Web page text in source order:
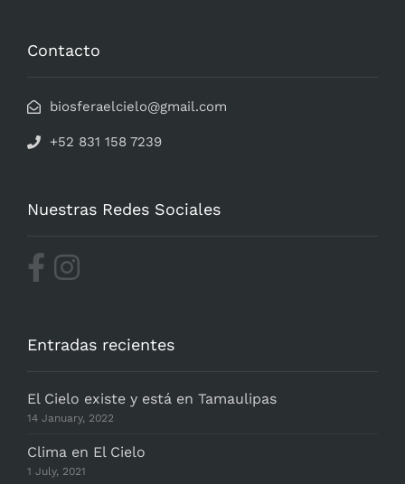
Contacto
biosferaelcielo@gmail.com
+52 831 158 7239
Nuestras Redes Sociales
Entradas recientes
El Cielo existe y está en Tamaulipas
14 January, 2022
Clima en El Cielo
1 July, 2021